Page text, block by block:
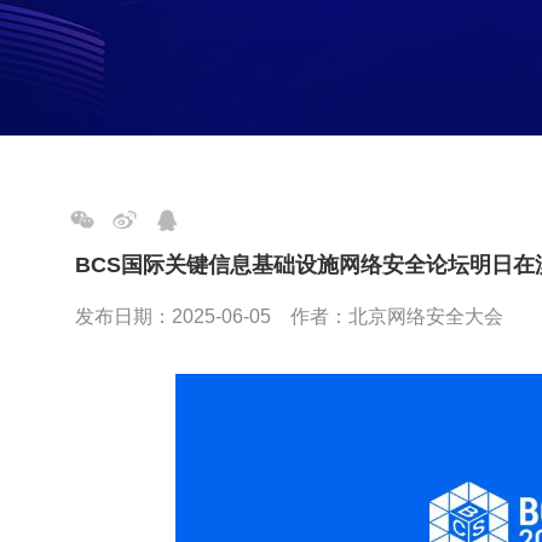
BCS国际关键信息基础设施网络安全论坛明日在
发布日期：2025-06-05 作者：北京网络安全大会